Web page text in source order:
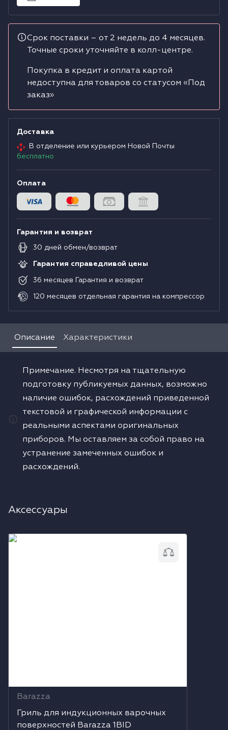
Сушильные машины
Срок поставки – от 2 недель до 4 месяцев.
Точные сроки уточняйте в колл-центре.
Покупка в кредит и оплата картой
недоступна для товаров со статусом «Под
заказ»
Доставка
В отделение или курьером Новой Почты
бесплатно
Оплата
Гарантия и возврат
30 дней обмен/возврат
Гарантия справедливой цены
36 месяцев Гарантия и возврат
120 месяцев отдельная гарантия на компрессор
Описание Характеристики
Примечание. Несмотря на тщательную
подготовку публикуемых данных, возможно
наличие ошибок, расхождений приведенной
текстовой и графической информации с
реальными аспектами оригинальных
приборов. Мы оставляем за собой право на
устранение замеченных ошибок и
расхождений.
Аксессуары
Гриль для индукционных варочных
Barazza
Гриль для индукционных варочных
поверхностей Barazza 1BID